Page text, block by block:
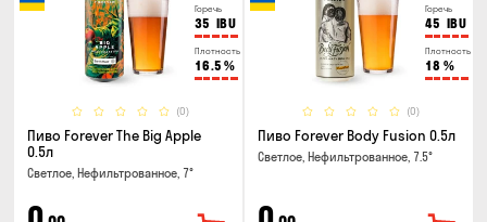
Горечь
35 IBU
Плотность
16.5 %
(0)
Пиво Forever The Big Apple
0.5л
Светлое, Нефильтрованное, 7°
Горечь
45 IBU
Плотность
18 %
(0)
Пиво Forever Body Fusion 0.5л
Светлое, Нефильтрованное, 7.5°